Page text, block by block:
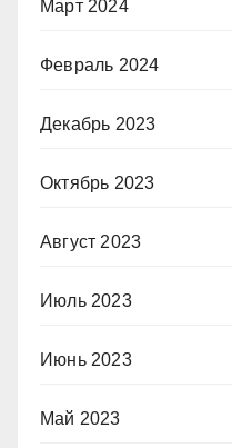
Март 2024
Февраль 2024
Декабрь 2023
Октябрь 2023
Август 2023
Июль 2023
Июнь 2023
Май 2023